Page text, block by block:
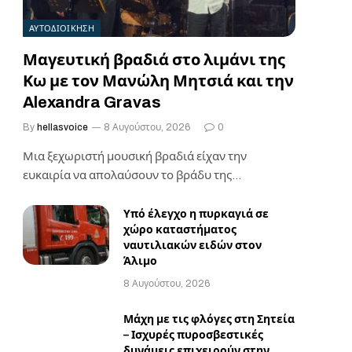
ΑΥΤΟΔΙΟΙΚΗΣΗ
Μαγευτική βραδιά στο λιμάνι της
Κω με τον Μανώλη Μητσιά και την
Alexandra Gravas
By hellasvoice 8 Αυγούστου, 2026 0
Μια ξεχωριστή μουσική βραδιά είχαν την
ευκαιρία να απολαύσουν το βράδυ της
Υπό έλεγχο η πυρκαγιά σε
χώρο καταστήματος
ναυτιλιακών ειδών στον
Άλιμο
8 Αυγούστου, 2026
Μάχη με τις φλόγες στη Σητεία
– Ισχυρές πυροσβεστικές